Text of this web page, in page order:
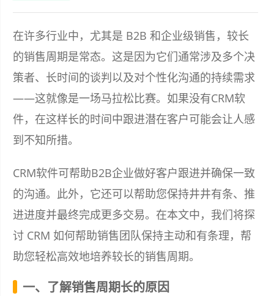
在许多行业中，尤其是 B2B 和企业级销售，较长
的销售周期是常态。这是因为它们通常涉及多个决
策者、长时间的谈判以及对个性化沟通的持续需求
——这就像是一场马拉松比赛。如果没有CRM软
件，在这样长的时间中跟进潜在客户可能会让人感
到不知所措。
CRM软件可帮助B2B企业做好客户跟进并确保一致
的沟通。此外，它还可以帮助您保持井井有条、推
进进度并最终完成更多交易。在本文中，我们将探
讨 CRM 如何帮助销售团队保持主动和有条理，帮
助您轻松高效地培养较长的销售周期。
一、了解销售周期长的原因